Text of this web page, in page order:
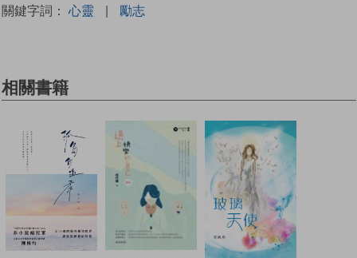
關鍵字詞： 心靈 | 勵志
相關書籍